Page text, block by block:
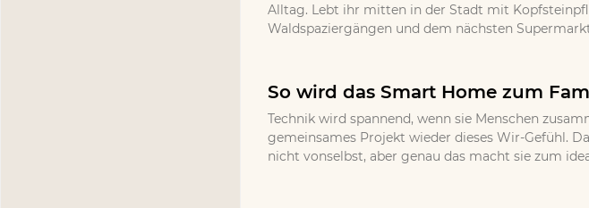
Alltag. Lebt ihr mitten in der Stadt mit
Waldspaziergängen und dem nächsten
So wird das Smart Home zum
Technik wird spannend, wenn sie Menschen
gemeinsames Projekt wieder dieses Wir-Gefühl.
nicht vonselbst, aber genau das macht sie zum